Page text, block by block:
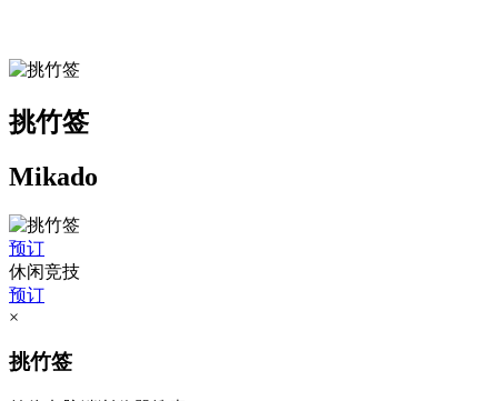
挑竹签
Mikado
预订
休闲竞技
预订
×
挑竹签